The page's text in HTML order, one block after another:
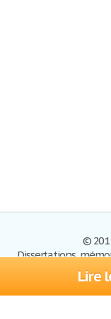
Lire
©
Dissertations,